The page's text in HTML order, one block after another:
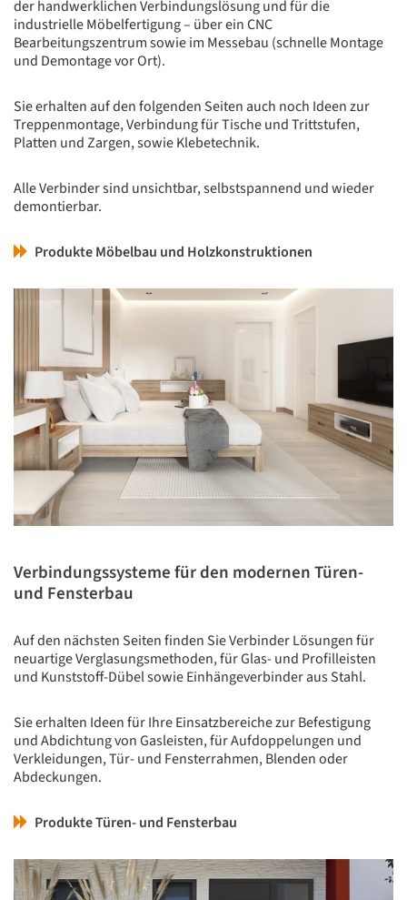
der handwerklichen Verbindungslösung und für die
industrielle Möbelfertigung – über ein CNC
Bearbeitungszentrum sowie im Messebau (schnelle Montage
und Demontage vor Ort).
Sie erhalten auf den folgenden Seiten auch noch Ideen zur
Treppenmontage, Verbindung für Tische und Trittstufen,
Platten und Zargen, sowie Klebetechnik.
Alle Verbinder sind unsichtbar, selbstspannend und wieder
demontierbar.
Produkte Möbelbau und Holzkonstruktionen
Verbindungssysteme für den modernen Türen-
und Fensterbau
Auf den nächsten Seiten finden Sie Verbinder Lösungen für
neuartige Verglasungsmethoden, für Glas- und Profilleisten
und Kunststoff-Dübel sowie Einhängeverbinder aus Stahl.
Sie erhalten Ideen für Ihre Einsatzbereiche zur Befestigung
und Abdichtung von Gasleisten, für Aufdoppelungen und
Verkleidungen, Tür- und Fensterrahmen, Blenden oder
Abdeckungen.
Produkte Türen- und Fensterbau